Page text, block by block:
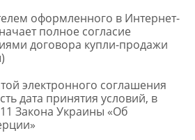
оформленного в Интернет-
полное согласие
договора купли-продажи
электронного соглашения
дата принятия условий, в
11 Закона Украины «Об